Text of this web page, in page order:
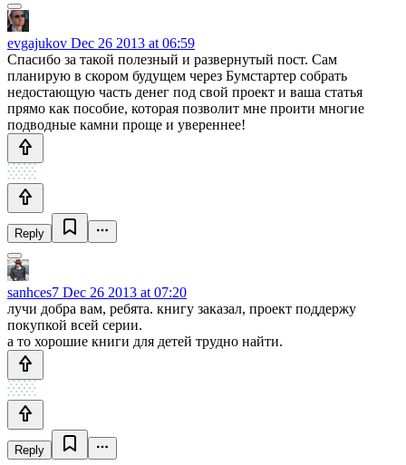
evgajukov Dec 26 2013 at 06:59
Спасибо за такой полезный и развернутый пост. Сам
планирую в скором будущем через Бумстартер собрать
недостающую часть денег под свой проект и ваша статья
прямо как пособие, которая позволит мне проити многие
подводные камни проще и увереннее!
Reply
sanhces7 Dec 26 2013 at 07:20
лучи добра вам, ребята. книгу заказал, проект поддержу
покупкой всей серии.
а то хорошие книги для детей трудно найти.
Reply